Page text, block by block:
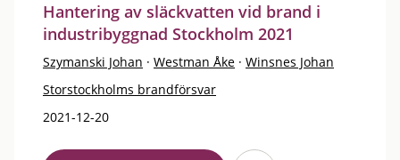
Hantering av släckvatten vid brand i
industribyggnad Stockholm 2021
Szymanski Johan · Westman Åke · Winsnes Johan
Storstockholms brandförsvar
2021-12-20